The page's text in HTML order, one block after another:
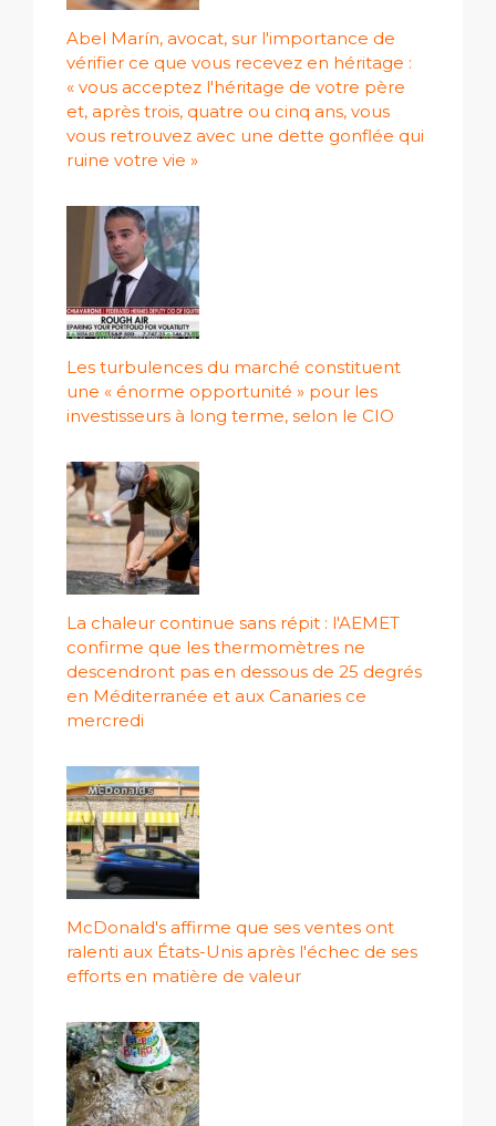
Abel Marín, avocat, sur l'importance de
vérifier ce que vous recevez en héritage :
« vous acceptez l'héritage de votre père
et, après trois, quatre ou cinq ans, vous
vous retrouvez avec une dette gonflée qui
ruine votre vie »
Les turbulences du marché constituent
une « énorme opportunité » pour les
investisseurs à long terme, selon le CIO
La chaleur continue sans répit : l'AEMET
confirme que les thermomètres ne
descendront pas en dessous de 25 degrés
en Méditerranée et aux Canaries ce
mercredi
McDonald's affirme que ses ventes ont
ralenti aux États-Unis après l'échec de ses
efforts en matière de valeur